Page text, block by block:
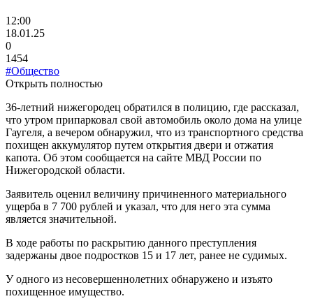
12:00
18.01.25
0
1454
#Общество
Открыть полностью
36-летний нижегородец обратился в полицию, где рассказал,
что утром припарковал свой автомобиль около дома на улице
Гаугеля, а вечером обнаружил, что из транспортного средства
похищен аккумулятор путем открытия двери и отжатия
капота. Об этом сообщается на сайте МВД России по
Нижегородской области.
Заявитель оценил величину причиненного материального
ущерба в 7 700 рублей и указал, что для него эта сумма
является значительной.
В ходе работы по раскрытию данного преступления
задержаны двое подростков 15 и 17 лет, ранее не судимых.
У одного из несовершеннолетних обнаружено и изъято
похищенное имущество.